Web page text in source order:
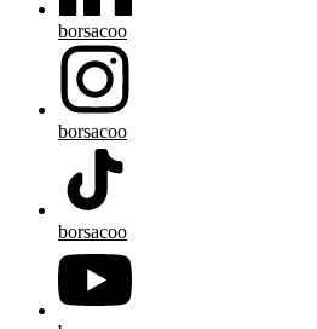
borsacoo
borsacoo
borsacoo